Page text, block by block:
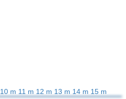
10 m 11 m 12 m 13 m 14 m 15 m